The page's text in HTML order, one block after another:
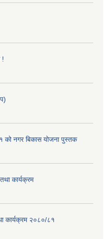
!
को नगर बिकास योजना पुस्तक
कार्यक्रम
कार्यक्रम २०८०/८१